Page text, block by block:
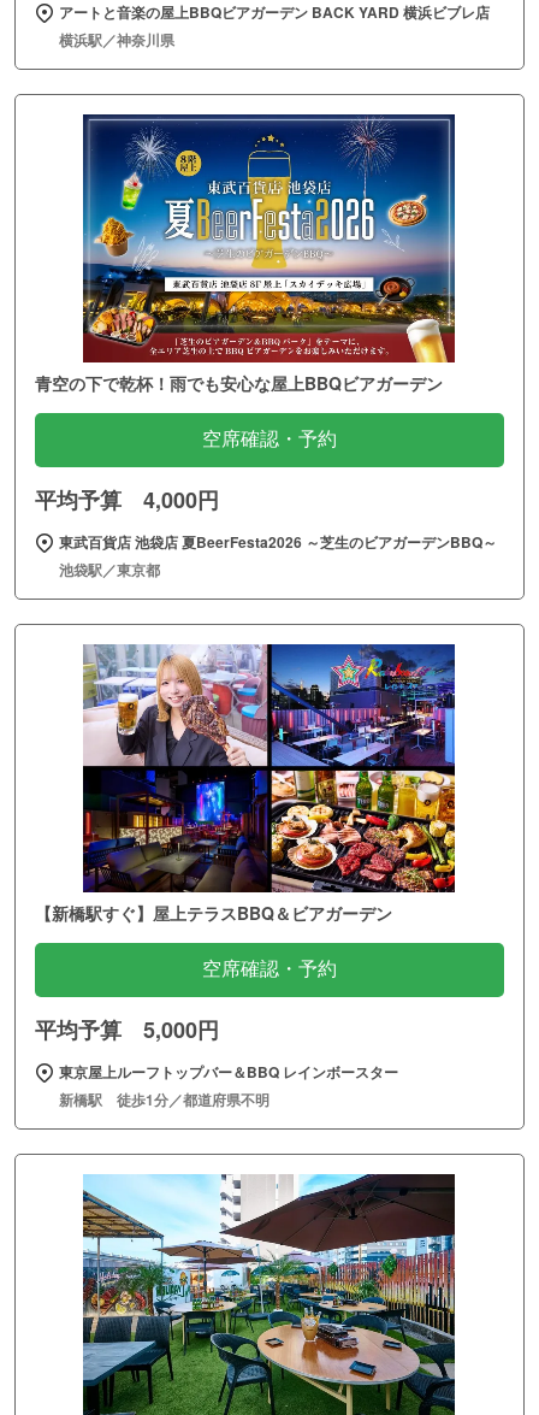
アートと音楽の屋上BBQビアガーデン BACK YARD 横浜ビブレ店
横浜駅／神奈川県
青空の下で乾杯！雨でも安心な屋上BBQビアガーデン
空席確認・予約
平均予算 4,000円
東武百貨店 池袋店 夏BeerFesta2026 ～芝生のビアガーデンBBQ～
池袋駅／東京都
【新橋駅すぐ】屋上テラスBBQ＆ビアガーデン
空席確認・予約
平均予算 5,000円
東京屋上ルーフトップバー＆BBQ レインボースター
新橋駅 徒歩1分／都道府県不明